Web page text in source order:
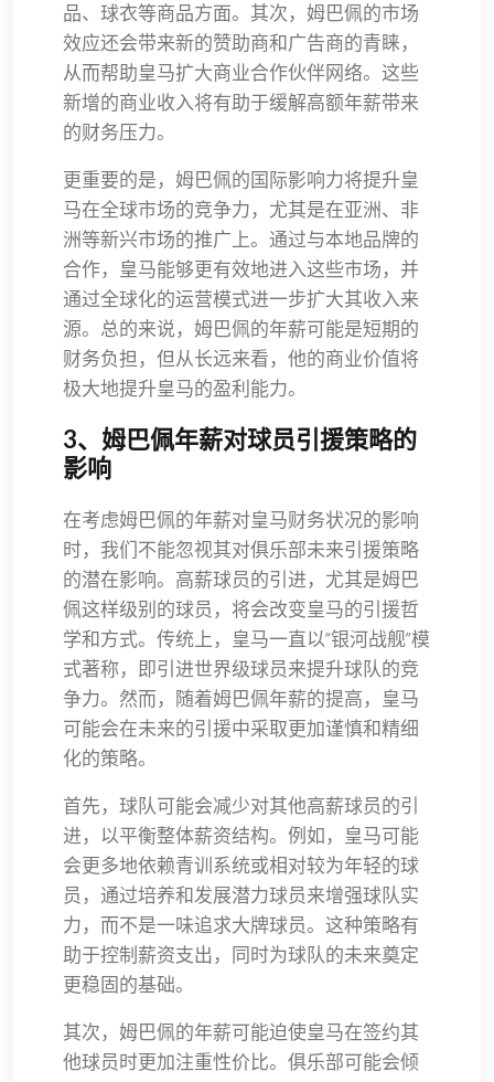
品、球衣等商品方面。其次，姆巴佩的市场
效应还会带来新的赞助商和广告商的青睐，
从而帮助皇马扩大商业合作伙伴网络。这些
新增的商业收入将有助于缓解高额年薪带来
的财务压力。
更重要的是，姆巴佩的国际影响力将提升皇
马在全球市场的竞争力，尤其是在亚洲、非
洲等新兴市场的推广上。通过与本地品牌的
合作，皇马能够更有效地进入这些市场，并
通过全球化的运营模式进一步扩大其收入来
源。总的来说，姆巴佩的年薪可能是短期的
财务负担，但从长远来看，他的商业价值将
极大地提升皇马的盈利能力。
3、姆巴佩年薪对球员引援策略的
影响
在考虑姆巴佩的年薪对皇马财务状况的影响
时，我们不能忽视其对俱乐部未来引援策略
的潜在影响。高薪球员的引进，尤其是姆巴
佩这样级别的球员，将会改变皇马的引援哲
学和方式。传统上，皇马一直以“银河战舰”模
式著称，即引进世界级球员来提升球队的竞
争力。然而，随着姆巴佩年薪的提高，皇马
可能会在未来的引援中采取更加谨慎和精细
化的策略。
首先，球队可能会减少对其他高薪球员的引
进，以平衡整体薪资结构。例如，皇马可能
会更多地依赖青训系统或相对较为年轻的球
员，通过培养和发展潜力球员来增强球队实
力，而不是一味追求大牌球员。这种策略有
助于控制薪资支出，同时为球队的未来奠定
更稳固的基础。
其次，姆巴佩的年薪可能迫使皇马在签约其
他球员时更加注重性价比。俱乐部可能会倾